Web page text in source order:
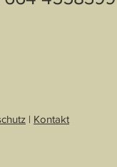
| Kontakt